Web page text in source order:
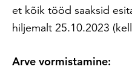
et kõik tööd saaksid
hiljemalt 25.10.2023
Arve vormistamine: